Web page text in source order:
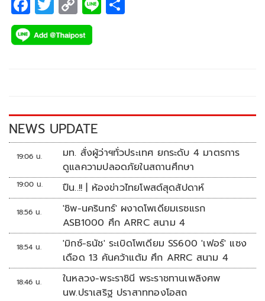
ac
e
k
wi
tt
o
p
k
NEWS UPDATE
19:06 น.
มท. สั่งผู้ว่าฯทั่วประเทศ ยกระดับ 4 มาตรการ
ดูแลความปลอดภัยในสถานศึกษา
19:00 น. ปืน..!! | ห้องข่าวไทยโพสต์สุดสัปดาห์
18:56 น.
'ชิพ-นครินทร์' ผงาดโพเดียมเรซแรก
ASB1000 ศึก ARRC สนาม 4
18:54 น.
'มิกซ์-ธนัช' ระเบิดโพเดียม SS600 'เฟอร์' แซง
เดือด 13 คันคว้าแต้ม ศึก ARRC สนาม 4
18:46 น.
ในหลวง-พระราชินี พระราชทานเพลิงศพ
นพ.ปราเสริฐ ปราสาททองโอสถ